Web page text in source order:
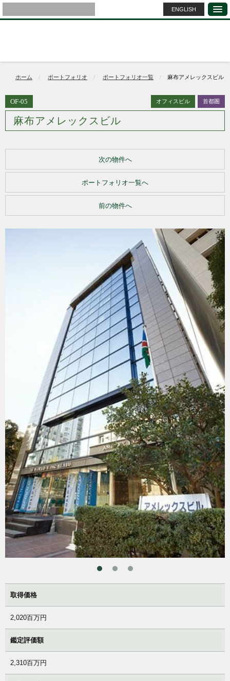
ENGLISH
ホーム ポートフォリオ ポートフォリオ一覧 麻布アメレックスビル
麻布アメレックスビル
OF-05 オフィスビル 首都圏
次の物件へ
ポートフォリオ一覧へ
前の物件へ
取得価格
2,020百万円
鑑定評価額
2,310百万円